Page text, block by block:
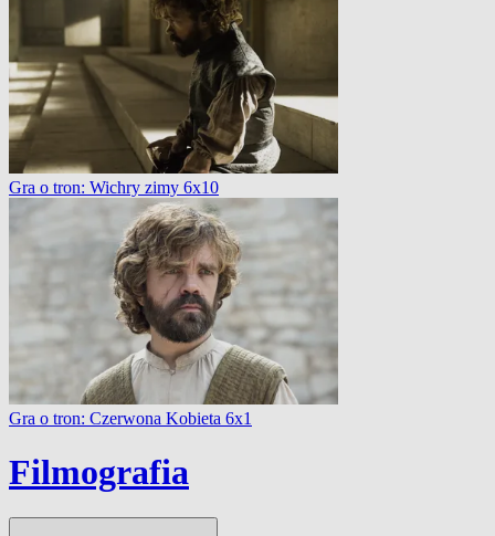
Gra o tron: Wichry zimy 6x10
Gra o tron: Czerwona Kobieta 6x1
Filmografia